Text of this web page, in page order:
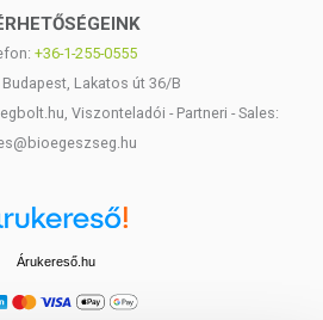
+36-1-255-0555
Budapest, Lakatos út 36/B
Viszonteladói - Partneri - Sales:
Árukereső.hu